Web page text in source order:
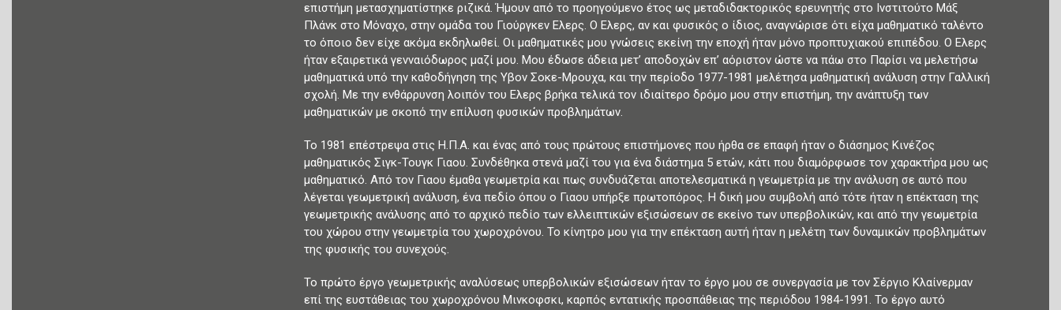
επιστήμη μετασχηματίστηκε ριζικά. Ήμουν από το προηγούμενο έτος ως μεταδιδακτορικός ερευνητής στο Ινστιτούτο Μάξ
Πλάνκ στο Μόναχο, στην ομάδα του Γιούργκεν Ελερς. Ο Ελερς, αν και φυσικός ο ίδιος, αναγνώρισε ότι είχα μαθηματικό ταλέντο
το όποιο δεν είχε ακόμα εκδηλωθεί. Οι μαθηματικές μου γνώσεις εκείνη την εποχή ήταν μόνο προπτυχιακού επιπέδου. Ο Ελερς
ήταν εξαιρετικά γενναιόδωρος μαζί μου. Μου έδωσε άδεια μετ’ αποδοχών επ’ αόριστον ώστε να πάω στο Παρίσι να μελετήσω
μαθηματικά υπό την καθοδήγηση της Υβον Σοκε-Μρουχα, και την περίοδο 1977-1981 μελέτησα μαθηματική ανάλυση στην Γαλλική
σχολή. Με την ενθάρρυνση λοιπόν του Ελερς βρήκα τελικά τον ιδιαίτερο δρόμο μου στην επιστήμη, την ανάπτυξη των
μαθηματικών με σκοπό την επίλυση φυσικών προβλημάτων.
Το 1981 επέστρεψα στις Η.Π.Α. και ένας από τους πρώτους επιστήμονες που ήρθα σε επαφή ήταν ο διάσημος Κινέζος
μαθηματικός Σιγκ-Τουγκ Γιαου. Συνδέθηκα στενά μαζί του για ένα διάστημα 5 ετών, κάτι που διαμόρφωσε τον χαρακτήρα μου ως
μαθηματικό. Από τον Γιαου έμαθα γεωμετρία και πως συνδυάζεται αποτελεσματικά η γεωμετρία με την ανάλυση σε αυτό που
λέγεται γεωμετρική ανάλυση, ένα πεδίο όπου ο Γιαου υπήρξε πρωτοπόρος. Η δική μου συμβολή από τότε ήταν η επέκταση της
γεωμετρικής ανάλυσης από το αρχικό πεδίο των ελλειπτικών εξισώσεων σε εκείνο των υπερβολικών, και από την γεωμετρία
του χώρου στην γεωμετρία του χωροχρόνου. Το κίνητρο μου για την επέκταση αυτή ήταν η μελέτη των δυναμικών προβλημάτων
της φυσικής του συνεχούς.
Το πρώτο έργο γεωμετρικής αναλύσεως υπερβολικών εξισώσεων ήταν το έργο μου σε συνεργασία με τον Σέργιο Κλαίνερμαν
επί της ευστάθειας του χωροχρόνου Μινκοφσκι, καρπός εντατικής προσπάθειας της περιόδου 1984-1991. Το έργο αυτό